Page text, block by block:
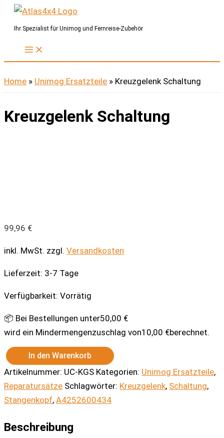
Zum
InhaltIhr Spezialist für Unimog und Fernreise-Zubehör
Home » Unimog Ersatzteile » Kreuzgelenk Schaltung
Kreuzgelenk Schaltung
99,96 €
inkl. MwSt. zzgl. Versandkosten
Lieferzeit: 3-7 Tage
Verfügbarkeit: Vorrätig
📦 Bei Bestellungen unter50,00 €
wird ein Mindermengenzuschlag von10,00 €berechnet.
Kreuzgelenk
Schaltung
Menge
In den Warenkorb
Artikelnummer: UC-KGS Kategorien: Unimog Ersatzteile,
Reparatursätze Schlagwörter: Kreuzgelenk, Schaltung,
Stangenkopf, A4252600434
Beschreibung